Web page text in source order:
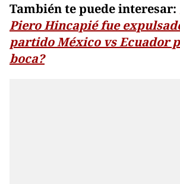
También te puede interesar:
Piero Hincapié fue
partido México vs Ecuador
boca?